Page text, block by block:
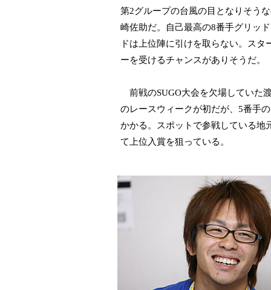
第2グループの台風の目となりそう
崎佐助だ。自己最高の8番手グリッ
ドは上位陣に引けを取らない。ス
ーを受けるチャンスがありそうだ。
前戦のSUGO大会を欠場していた
のレースウィークが初だが、5番手
かかる。スポットで参戦している地
て上位入賞を狙っている。